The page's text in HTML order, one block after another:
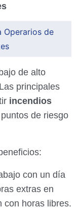
Operarios de
de alto
principales
incendios
de riesgo
con un día
extras en
con horas libres.